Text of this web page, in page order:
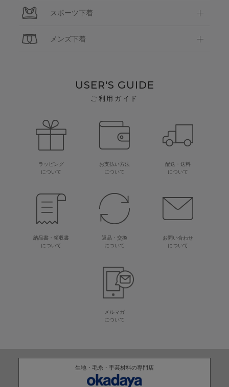
スポーツ下着
メンズ下着
USER'S GUIDE
ご利用ガイド
ラッピング
について
お支払い方法
について
配送・送料
について
納品書・領収書
について
返品・交換
について
お問い合わせ
について
メルマガ
について
生地・毛糸・手芸材料の専門店